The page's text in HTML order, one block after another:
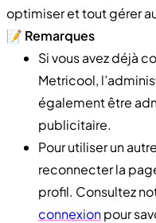
optimiser et tout gérer
📝 Remarques
Si vous avez déjà
Metricool,
également être
publicitaire.
Pour utiliser un
reconnecter la
profil. Consultez
connexionpour